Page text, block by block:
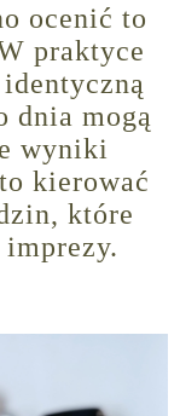
ocenić to
praktyce
dnia mogą
wyniki
kierować
które
imprezy.